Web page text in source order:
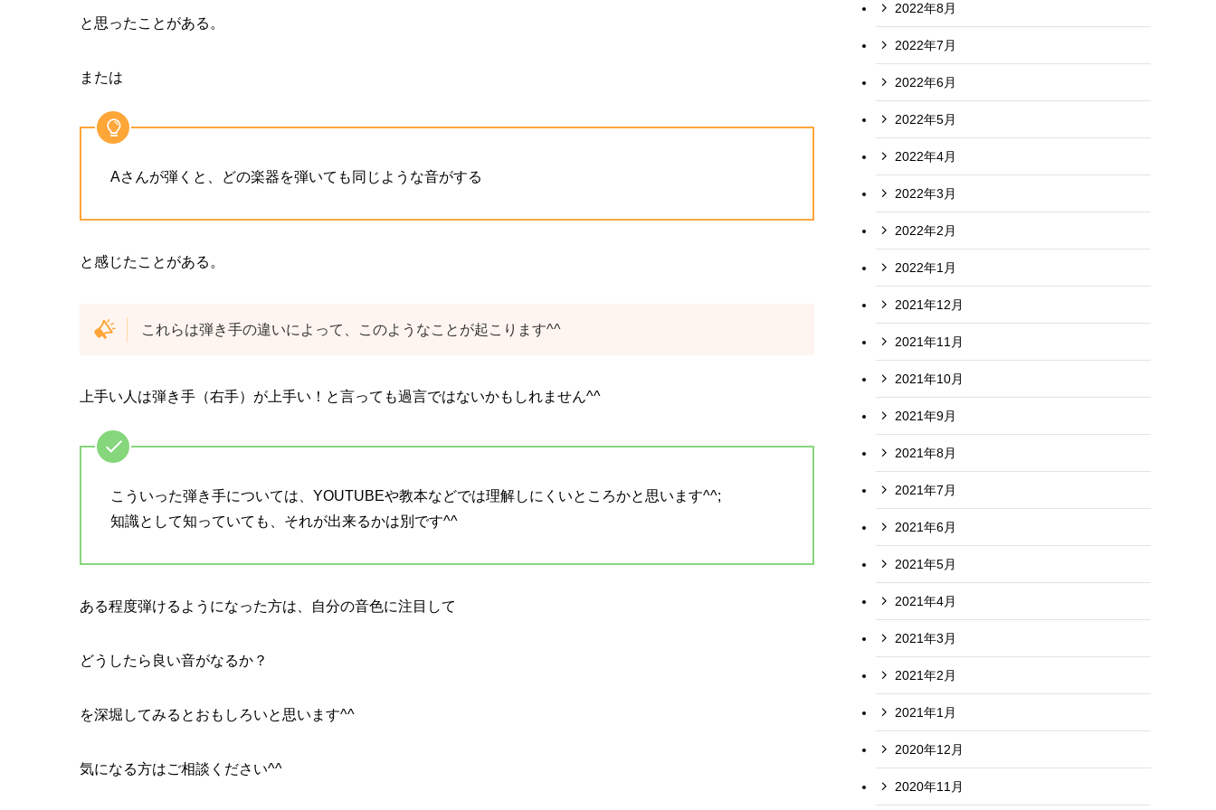
と思ったことがある。
または
Aさんが弾くと、どの楽器を弾いても同じような音がする
と感じたことがある。
これらは弾き手の違いによって、このようなことが起こります^^
上手い人は弾き手（右手）が上手い！と言っても過言ではないかもしれません^^
こういった弾き手については、YOUTUBEや教本などでは理解しにくいところかと思います^^;
知識として知っていても、それが出来るかは別です^^
ある程度弾けるようになった方は、自分の音色に注目して
どうしたら良い音がなるか？
を深堀してみるとおもしろいと思います^^
気になる方はご相談ください^^
2022年8月
2022年7月
2022年6月
2022年5月
2022年4月
2022年3月
2022年2月
2022年1月
2021年12月
2021年11月
2021年10月
2021年9月
2021年8月
2021年7月
2021年6月
2021年5月
2021年4月
2021年3月
2021年2月
2021年1月
2020年12月
2020年11月